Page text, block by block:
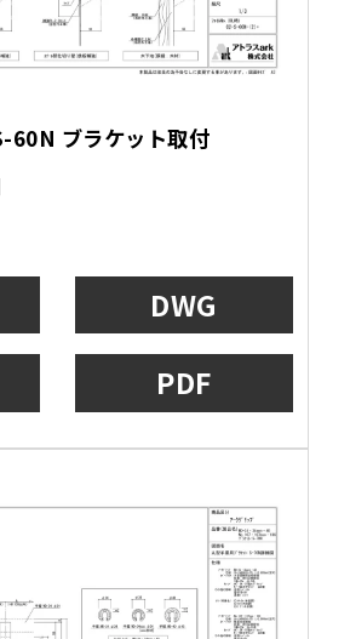
ブラケット取付
DWG
PDF